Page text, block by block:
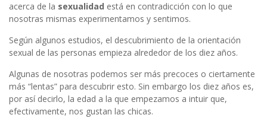
acerca de la sexualidad está en contradicción con lo que
nosotras mismas experimentamos y sentimos.
Según algunos estudios, el descubrimiento de la orientación
sexual de las personas empieza alrededor de los diez años.
Algunas de nosotras podemos ser más precoces o ciertamente
más “lentas” para descubrir esto. Sin embargo los diez años es,
por así decirlo, la edad a la que empezamos a intuir que,
efectivamente, nos gustan las chicas.